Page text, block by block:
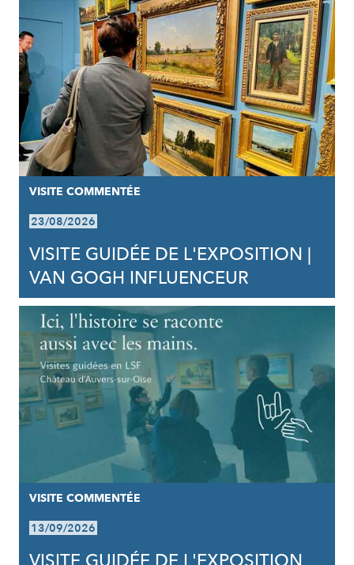
VISITE COMMENTÉE
23/08/2026
VISITE GUIDÉE DE L'EXPOSITION |
VAN GOGH INFLUENCEUR
VISITE COMMENTÉE
13/09/2026